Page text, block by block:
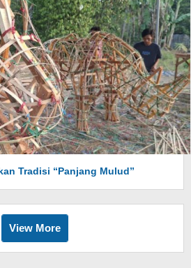
Tradisi “Panjang Mulud”
View More